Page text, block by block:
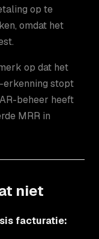
op te
omdat het
op dat het
erkenning stopt
beheer heeft
MRR in
niet
facturatie: